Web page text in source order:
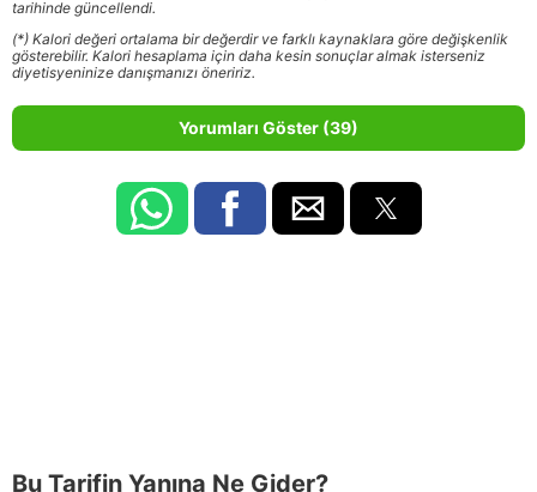
tarihinde güncellendi.
(*) Kalori değeri ortalama bir değerdir ve farklı kaynaklara göre değişkenlik
gösterebilir. Kalori hesaplama için daha kesin sonuçlar almak isterseniz
diyetisyeninize danışmanızı öneririz.
Yorumları Göster (39)
Bu Tarifin Yanına Ne Gider?